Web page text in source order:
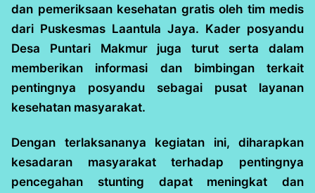
dan pemeriksaan kesehatan gratis oleh tim medis
dari Puskesmas Laantula Jaya. Kader posyandu
Desa Puntari Makmur juga turut serta dalam
memberikan informasi dan bimbingan terkait
pentingnya posyandu sebagai pusat layanan
kesehatan masyarakat.
Dengan terlaksananya kegiatan ini, diharapkan
kesadaran masyarakat terhadap pentingnya
pencegahan stunting dapat meningkat dan